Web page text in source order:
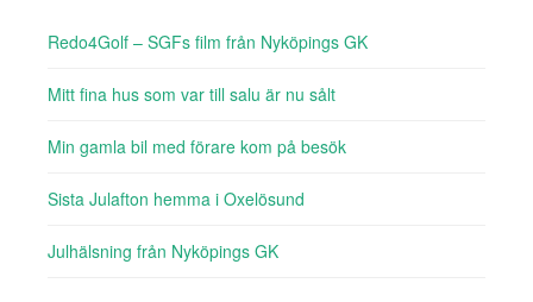
Redo4Golf – SGFs film från Nyköpings GK
Mitt fina hus som var till salu är nu sålt
Min gamla bil med förare kom på besök
Sista Julafton hemma i Oxelösund
Julhälsning från Nyköpings GK